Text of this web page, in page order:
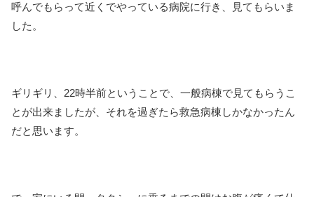
呼んでもらって近くでやっている病院に行き、見てもらいま
した。
ギリギリ、22時半前ということで、一般病棟で見てもらうこ
とが出来ましたが、それを過ぎたら救急病棟しかなかったん
だと思います。